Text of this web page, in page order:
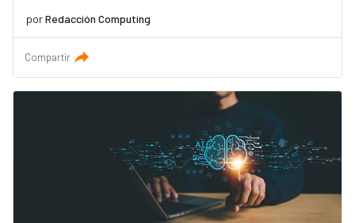
porRedacción Computing
Compartir